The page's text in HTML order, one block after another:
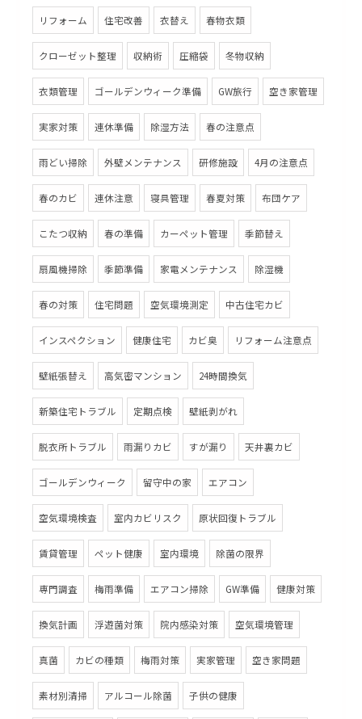
リフォーム 住宅改善 衣替え 春物衣類
クローゼット整理 収納術 圧縮袋 冬物収納
衣類管理 ゴールデンウィーク準備 GW旅行 空き家管理
実家対策 連休準備 除湿方法 春の注意点
雨どい掃除 外壁メンテナンス 研修施設 4月の注意点
春のカビ 連休注意 寝具管理 春夏対策 布団ケア
こたつ収納 春の準備 カーペット管理 季節替え
扇風機掃除 季節準備 家電メンテナンス 除湿機
春の対策 住宅問題 空気環境測定 中古住宅カビ
インスペクション 健康住宅 カビ臭 リフォーム注意点
壁紙張替え 高気密マンション 24時間換気
新築住宅トラブル 定期点検 壁紙剥がれ
脱衣所トラブル 雨漏りカビ すが漏り 天井裏カビ
ゴールデンウィーク 留守中の家 エアコン
空気環境検査 室内カビリスク 原状回復トラブル
賃貸管理 ペット健康 室内環境 除菌の限界
専門調査 梅雨準備 エアコン掃除 GW準備 健康対策
換気計画 浮遊菌対策 院内感染対策 空気環境管理
真菌 カビの種類 梅雨対策 実家管理 空き家問題
素材別清掃 アルコール除菌 子供の健康